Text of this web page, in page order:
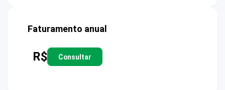
Faturamento anual
R$ Consultar